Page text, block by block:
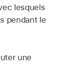
lesquels
pendant le
une